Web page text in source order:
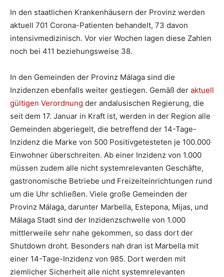
In den staatlichen Krankenhäusern der Provinz werden
aktuell 701 Corona-Patienten behandelt, 73 davon
intensivmedizinisch. Vor vier Wochen lagen diese Zahlen
noch bei 411 beziehungsweise 38.
In den Gemeinden der Provinz Málaga sind die
Inzidenzen ebenfalls weiter gestiegen. Gemäß der aktuell
gültigen Verordnung der andalusischen Regierung, die
seit dem 17. Januar in Kraft ist, werden in der Region alle
Gemeinden abgeriegelt, die betreffend der 14-Tage-
Inzidenz die Marke von 500 Positivgetesteten je 100.000
Einwohner überschreiten. Ab einer Inzidenz von 1.000
müssen zudem alle nicht systemrelevanten Geschäfte,
gastronomische Betriebe und Freizeiteinrichtungen rund
um die Uhr schließen. Viele große Gemeinden der
Provinz Málaga, darunter Marbella, Estepona, Mijas, und
Málaga Stadt sind der Inzidenzschwelle von 1.000
mittlerweile sehr nahe gekommen, so dass dort der
Shutdown droht. Besonders nah dran ist Marbella mit
einer 14-Tage-Inzidenz von 985. Dort werden mit
ziemlicher Sicherheit alle nicht systemrelevanten